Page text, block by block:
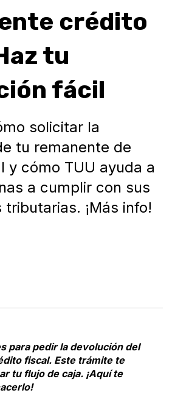
crédito
tu
fácil
solicitar la
tu remanente de
y cómo TUU ayuda a
a cumplir con sus
¡Más info!
para pedir la devolución del
fiscal. Este trámite te
tu flujo de caja. ¡Aquí te